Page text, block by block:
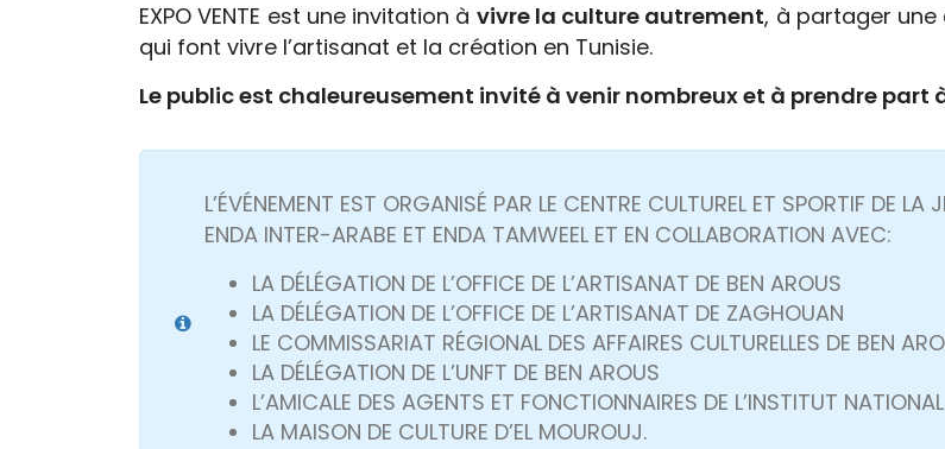
EXPO VENTE est une invitation à vivre la culture autrement, à partager une
qui font vivre l’artisanat et la création en Tunisie.
Le public est chaleureusement invité à venir nombreux et à prendre
L’ÉVÉNEMENT EST ORGANISÉ PAR LE CENTRE CULTUREL ET SPORTIF DE
ENDA INTER-ARABE ET ENDA TAMWEEL ET EN COLLABORATION AVEC:
LA DÉLÉGATION DE L’OFFICE DE L’ARTISANAT DE BEN AROUS
LA DÉLÉGATION DE L’OFFICE DE L’ARTISANAT DE ZAGHOUAN
LE COMMISSARIAT RÉGIONAL DES AFFAIRES CULTURELLES DE BEN
LA DÉLÉGATION DE L’UNFT DE BEN AROUS
L’AMICALE DES AGENTS ET FONCTIONNAIRES DE L’INSTITUT
LA MAISON DE CULTURE D’EL MOUROUJ.